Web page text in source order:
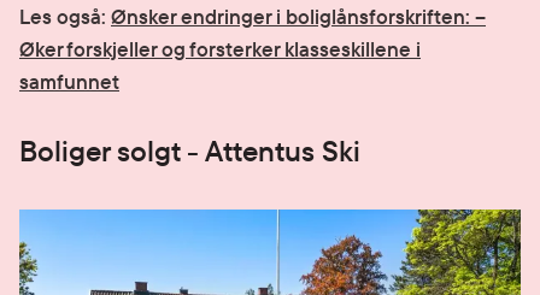
Les også: Ønsker endringer i boliglånsforskriften: –
Øker forskjeller og forsterker klasseskillene i
samfunnet
Boliger solgt - Attentus Ski